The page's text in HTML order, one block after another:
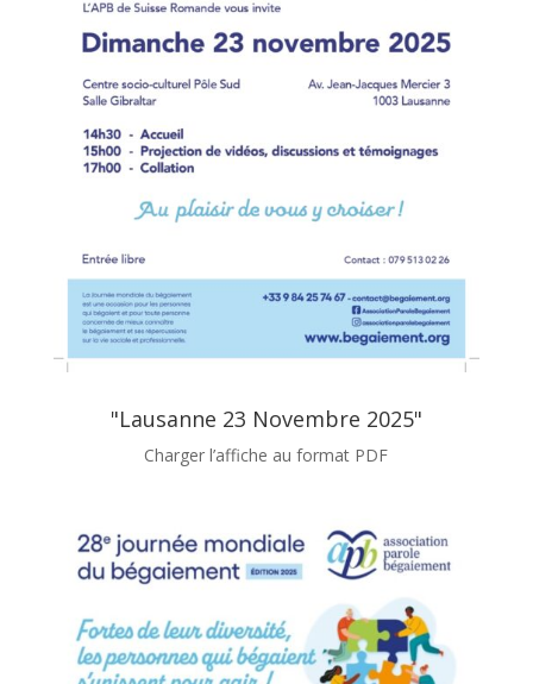
"Lausanne 23 Novembre 2025"
Charger l’affiche au format PDF